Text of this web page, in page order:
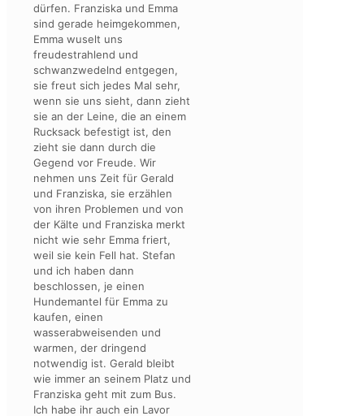
dürfen. Franziska und Emma
sind gerade heimgekommen,
Emma wuselt uns
freudestrahlend und
schwanzwedelnd entgegen,
sie freut sich jedes Mal sehr,
wenn sie uns sieht, dann zieht
sie an der Leine, die an einem
Rucksack befestigt ist, den
zieht sie dann durch die
Gegend vor Freude. Wir
nehmen uns Zeit für Gerald
und Franziska, sie erzählen
von ihren Problemen und von
der Kälte und Franziska merkt
nicht wie sehr Emma friert,
weil sie kein Fell hat. Stefan
und ich haben dann
beschlossen, je einen
Hundemantel für Emma zu
kaufen, einen
wasserabweisenden und
warmen, der dringend
notwendig ist. Gerald bleibt
wie immer an seinem Platz und
Franziska geht mit zum Bus.
Ich habe ihr auch ein Lavor